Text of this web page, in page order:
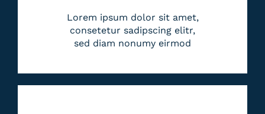
Lorem ipsum dolor sit amet,
consetetur sadipscing elitr,
sed diam nonumy eirmod